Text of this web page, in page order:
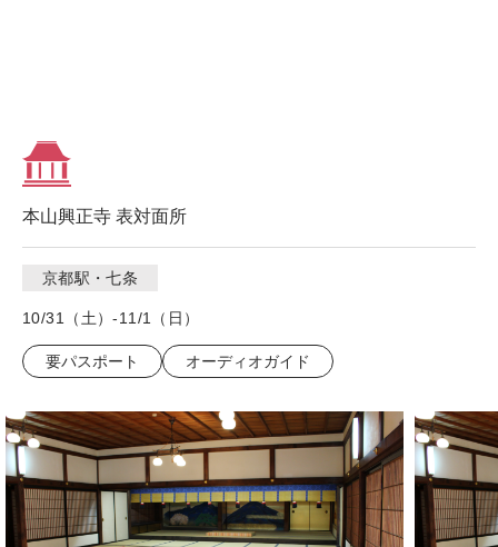
本山興正寺 表対面所
京都駅・七条
10/31（土）-11/1（日）
要パスポート オーディオガイド